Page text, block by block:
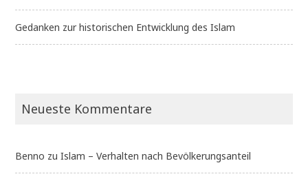
Gedanken zur historischen Entwicklung des Islam
Neueste Kommentare
Benno zuIslam – Verhalten nach Bevölkerungsanteil